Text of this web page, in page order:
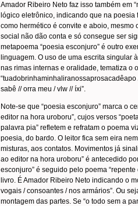
Amador Ribeiro Neto faz isso também em
lógico eletrônico, indicando que na
como hermético é convite e aboio,
social não dão conta e só consegue ser
metapoema “poesia esconjuro” é outro
linguagem. O uso de uma escrita singular
nas rimas internas e oralidade, tematiza o
sabê // orra meu / vlw // íxi”.
Note-se que “poesia esconjuro” marca o
editor na hora uroboru”, cujos versos
palavra pia” refletem e refratam o poema
poesia, do bardo. O leitor fica sem eira
misturas, aos contatos. Movimentos já
ao editor na hora uroboru” é antecedido
esconjuro” é seguido pelo poema
livro. É Amador Ribeiro Neto indicando o
vogais / consoantes / nos armários”. Ou
montagem das partes. Se “o todo sem a